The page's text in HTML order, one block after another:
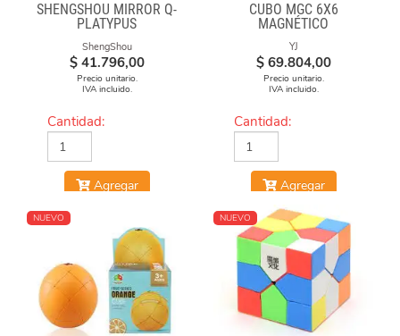
SHENGSHOU MIRROR Q-
PLATYPUS
ShengShou
$ 41.796,00
Precio unitario.
IVA incluido.
Cantidad:
Agregar
CUBO MGC 6X6
MAGNÉTICO
STICKERLESS
YJ
$ 69.804,00
Precio unitario.
IVA incluido.
Cantidad:
Agregar
NUEVO NUEVO